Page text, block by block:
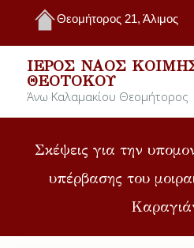
Θεομήτορος 21, Άλιμος
ΙΕΡΌΣ ΝΑΌΣ
ΘΕΟΤΌΚΟΥ
Άνω Καλαμακίου Θεομήτορος
Σκέψεις για την
υπέρβασης του